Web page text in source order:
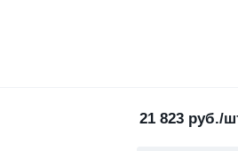
21 823 руб./